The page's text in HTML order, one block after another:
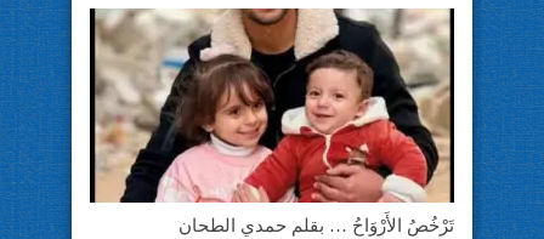
تَرْخُصُ الأَرْوَاحُ … بقلم حمدي الطحان